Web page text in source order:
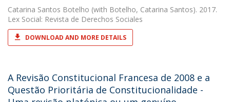
Catarina Santos Botelho (with Botelho, Catarina Santos). 2017.
Lex Social: Revista de Derechos Sociales
DOWNLOAD AND MORE DETAILS
A Revisão Constitucional Francesa de 2008 e a
Questão Prioritária de Constitucionalidade -